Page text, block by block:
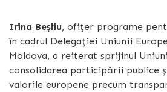
Irina Beșliu, ofițer programe
în cadrul Delegației Uniunii
Moldova, a reiterat sprijinul
consolidarea participării publice
valorile europene precum